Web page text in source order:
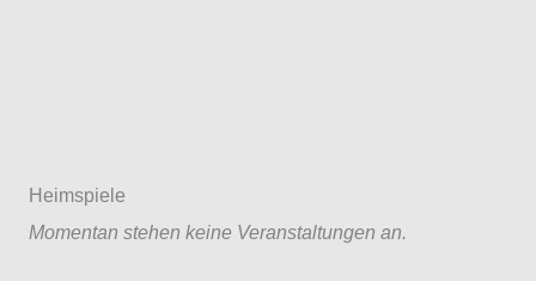
Heimspiele
Momentan stehen keine Veranstaltungen an.